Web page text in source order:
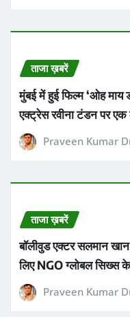
ताजा ख़बरें
मुंबई में हुई फिल्म ‘ओह माय
एक्ट्रेस रवीना टंडन पर एक
Praveen Kumar
ताजा ख़बरें
बॉलीवुड एक्टर सलमान खान
लिए NGO ग्लोबल सिख्स के
Praveen Kumar